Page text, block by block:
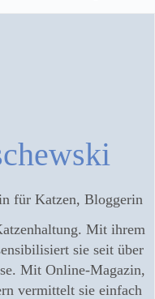
für Katzen, Bloggerin
Mit ihrem
sie seit über
Mit Online-Magazin,
vermittelt sie einfach